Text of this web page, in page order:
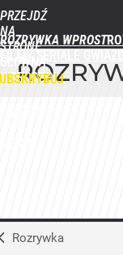
PRZEJDŹ
NA
STRONĘ
GŁÓWNĄ
WPROST.PL
ROZRYWKA WPROST
Rozrywka